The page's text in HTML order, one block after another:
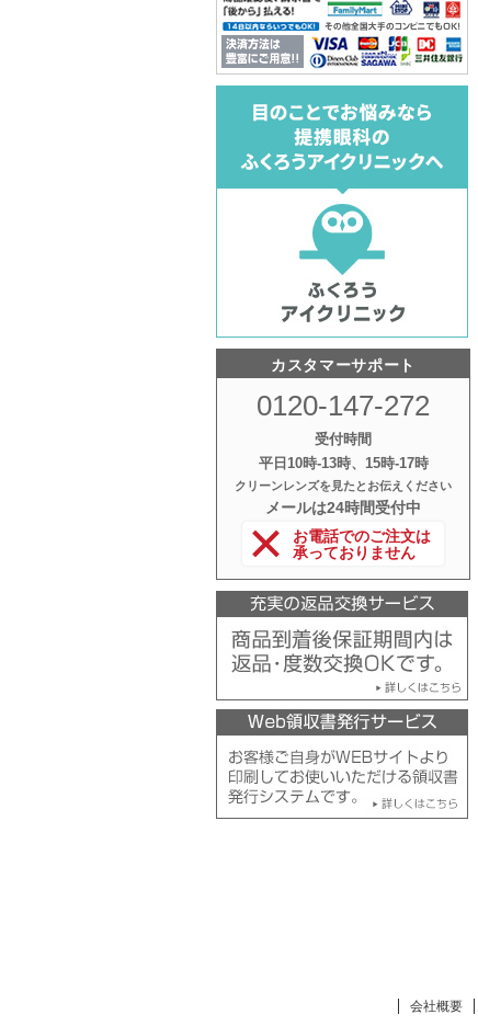
カスタマーサポート
0120-147-272
受付時間
平日10時‐13時、15時‐17時
クリーンレンズを見たとお伝えください
メールは24時間受付中
お電話でのご注文は
承っておりません
会社概要